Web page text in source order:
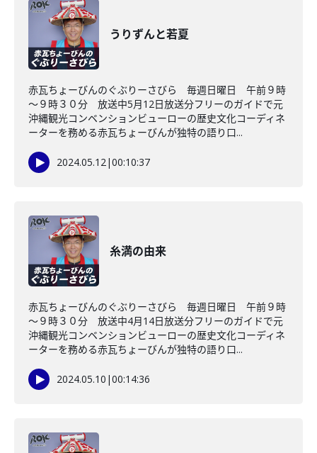
うりずんと若夏
赤瓦ちょーびんのぐぶりーさびら 毎週日曜日 午前９時
～９時３０分 放送中5月12日放送分フリーのガイドで元
沖縄観光コンベンションビューローの歴史文化コーディネ
ーターを務める赤瓦ちょーびんが独特の語り口...
2024.05.12|00:10:37
糸満の由来
赤瓦ちょーびんのぐぶりーさびら 毎週日曜日 午前９時
～９時３０分 放送中4月14日放送分フリーのガイドで元
沖縄観光コンベンションビューローの歴史文化コーディネ
ーターを務める赤瓦ちょーびんが独特の語り口...
2024.05.10 |00:14:36